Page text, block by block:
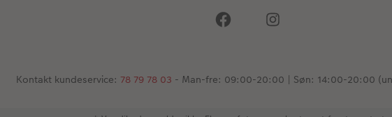
Kontakt kundeservice: 78 79 78 03 - Man-fre: 09:00-20:00 | Søn: 14:00-20:00